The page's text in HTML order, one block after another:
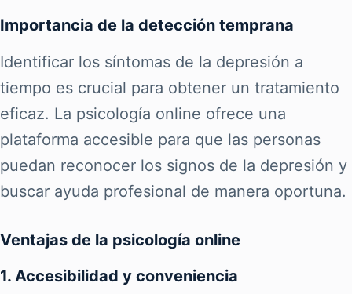
Importancia de la detección temprana
Identificar los síntomas de la depresión a
tiempo es crucial para obtener un tratamiento
eficaz. La psicología online ofrece una
plataforma accesible para que las personas
puedan reconocer los signos de la depresión y
buscar ayuda profesional de manera oportuna.
Ventajas de la psicología online
1. Accesibilidad y conveniencia